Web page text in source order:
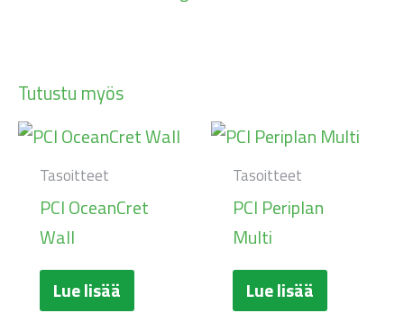
Tutustu myös
Tasoitteet
PCI OceanCret
Wall
Lue lisää
Tasoitteet
PCI Periplan
Multi
Lue lisää